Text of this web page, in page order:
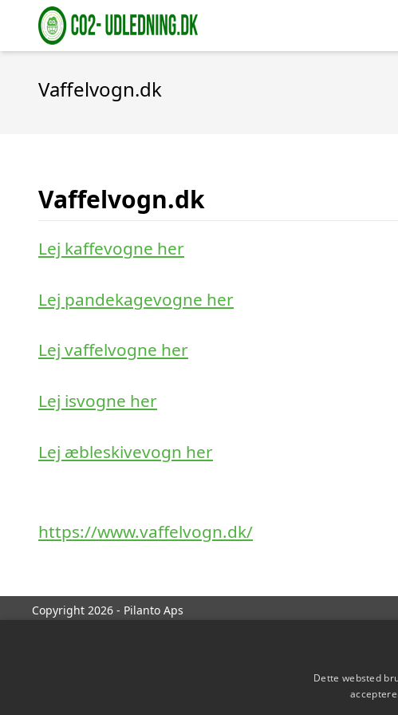
Vaffelvogn.dk
Vaffelvogn.dk
Lej kaffevogne her
Lej pandekagevogne her
Lej vaffelvogne her
Lej isvogne her
Lej æbleskivevogn her
https://www.vaffelvogn.dk/
Copyright 2026 - Pilanto Aps
Dette websted